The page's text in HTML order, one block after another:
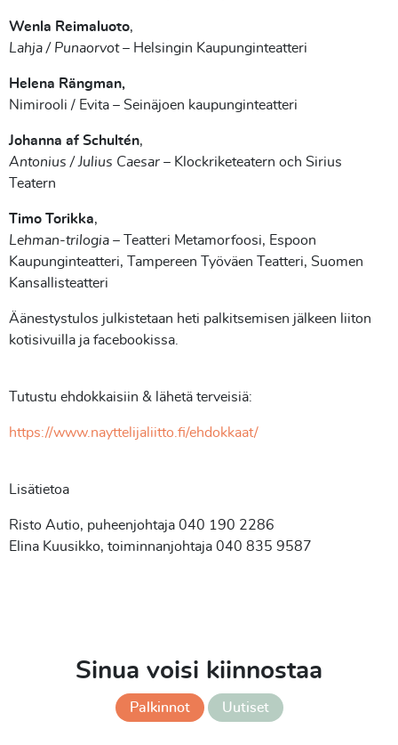
Wenla Reimaluoto,
Lahja / Punaorvot– Helsingin Kaupunginteatteri
Helena Rängman,
Nimirooli / Evita – Seinäjoen kaupunginteatteri
Johanna af Schultén,
Antonius / Julius Caesar – Klockriketeatern och Sirius
Teatern
Timo Torikka,
Lehman-trilogia – Teatteri Metamorfoosi, Espoon
Kaupunginteatteri, Tampereen Työväen Teatteri, Suomen
Kansallisteatteri
Äänestystulos julkistetaan heti palkitsemisen jälkeen liiton
kotisivuilla ja facebookissa.
Tutustu ehdokkaisiin & lähetä terveisiä:
https://www.nayttelijaliitto.fi/ehdokkaat/
Lisätietoa
Risto Autio, puheenjohtaja 040 190 2286
Elina Kuusikko, toiminnanjohtaja 040 835 9587
Sinua voisi kiinnostaa
Palkinnot Uutiset